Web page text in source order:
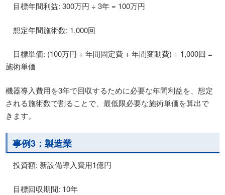
目標年間利益: 300万円 ÷ 3年 = 100万円
想定年間施術数: 1,000回
目標単価: (100万円 + 年間固定費 + 年間変動費) ÷ 1,000回 =
施術単価
機器導入費用を3年で回収するために必要な年間利益を、想定
される施術数で割ることで、最低限必要な施術単価を算出で
きます。
事例3：製造業
投資額: 新設備導入費用1億円
目標回収期間: 10年